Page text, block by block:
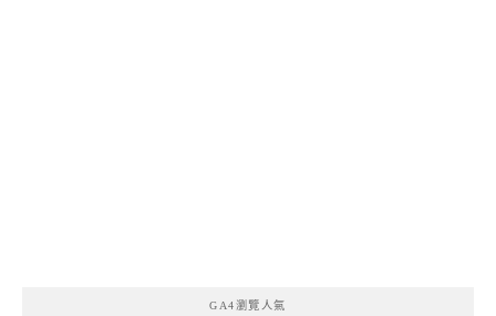
GA4瀏覽人氣